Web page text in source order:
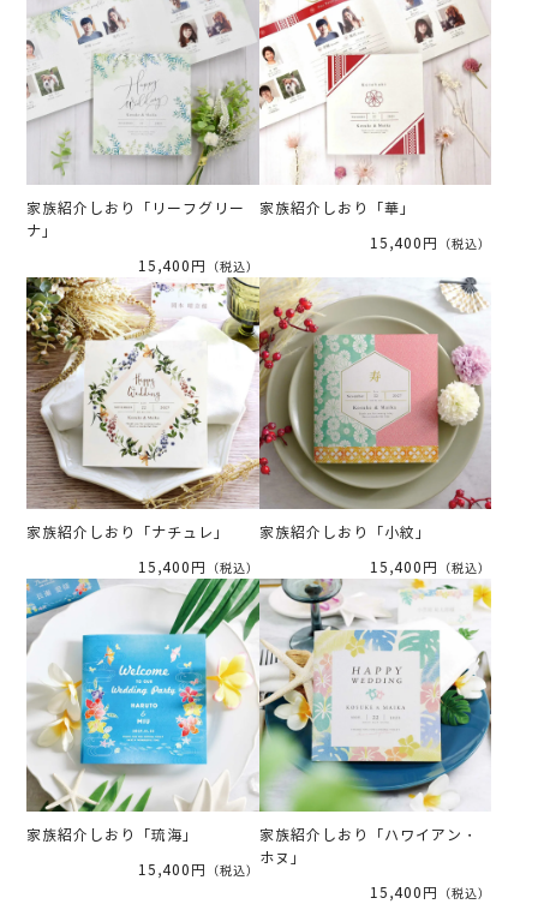
家族紹介しおり「リーフグリー
ナ」
15,400円
（税込）
家族紹介しおり「華」
15,400円
（税込）
家族紹介しおり「ナチュレ」
15,400円
（税込）
家族紹介しおり「小紋」
15,400円
（税込）
家族紹介しおり「琉海」
15,400円
（税込）
家族紹介しおり「ハワイアン・
ホヌ」
15,400円
（税込）